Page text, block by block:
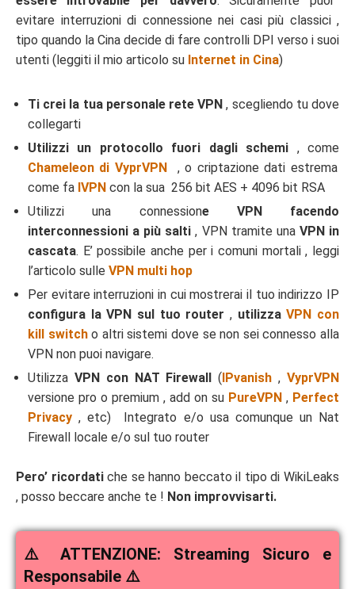
evitare interruzioni di connessione nei casi più classici ,
tipo quando la Cina decide di fare controlli DPI verso i suoi
utenti (leggiti il mio articolo su Internet in Cina)
Ti crei la tua personale rete VPN , scegliendo tu dove
collegarti
Utilizzi un protocollo fuori dagli schemi , come
Chameleon di VyprVPN
, o criptazione dati estrema
come fa IVPN con la sua 256 bit AES + 4096 bit RSA
Utilizzi una connessione VPN facendo
interconnessioni a più salti , VPN tramite una VPN in
cascata. E’ possibile anche per i comuni mortali , leggi
l’articolo sulle VPN multi hop
Per evitare interruzioni in cui mostrerai il tuo indirizzo IP
configura la VPN sul tuo router , utilizzaVPN con
kill switcho altri sistemi dove se non sei connesso alla
VPN non puoi navigare.
Utilizza VPN con NAT Firewall ( IPvanish,VyprVPN
versione pro o premium , add on su PureVPN , Perfect
Privacy, etc) Integrato e/o usa comunque un Nat
Firewall locale e/o sul tuo router
Pero’ ricordatiche se hanno beccato il tipo di WikiLeaks
, posso beccare anche te ! Non improvvisarti.
⚠️ ATTENZIONE: Streaming Sicuro e
Responsabile ⚠️